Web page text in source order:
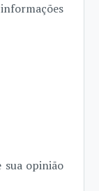
sua opinião